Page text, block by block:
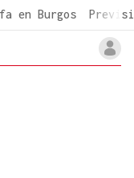
en Burgos